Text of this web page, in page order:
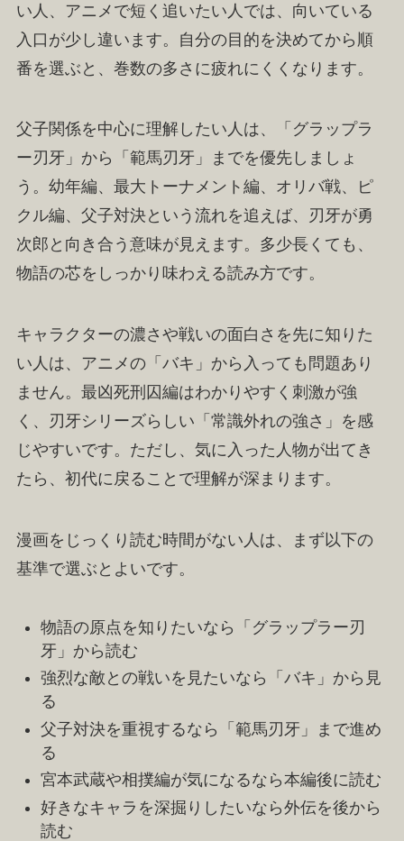
い人、アニメで短く追いたい人では、向いている
入口が少し違います。自分の目的を決めてから順
番を選ぶと、巻数の多さに疲れにくくなります。
父子関係を中心に理解したい人は、「グラップラ
ー刃牙」から「範馬刃牙」までを優先しましょ
う。幼年編、最大トーナメント編、オリバ戦、ピ
クル編、父子対決という流れを追えば、刃牙が勇
次郎と向き合う意味が見えます。多少長くても、
物語の芯をしっかり味わえる読み方です。
キャラクターの濃さや戦いの面白さを先に知りた
い人は、アニメの「バキ」から入っても問題あり
ません。最凶死刑囚編はわかりやすく刺激が強
く、刃牙シリーズらしい「常識外れの強さ」を感
じやすいです。ただし、気に入った人物が出てき
たら、初代に戻ることで理解が深まります。
漫画をじっくり読む時間がない人は、まず以下の
基準で選ぶとよいです。
物語の原点を知りたいなら「グラップラー刃
牙」から読む
強烈な敵との戦いを見たいなら「バキ」から見
る
父子対決を重視するなら「範馬刃牙」まで進め
る
宮本武蔵や相撲編が気になるなら本編後に読む
好きなキャラを深掘りしたいなら外伝を後から
読む